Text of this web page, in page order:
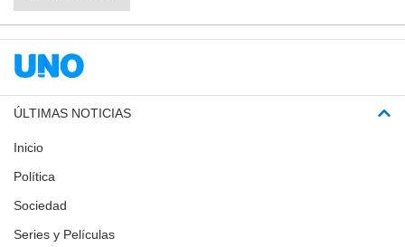
ÚLTIMAS NOTICIAS
Inicio
Política
Sociedad
Series y Películas